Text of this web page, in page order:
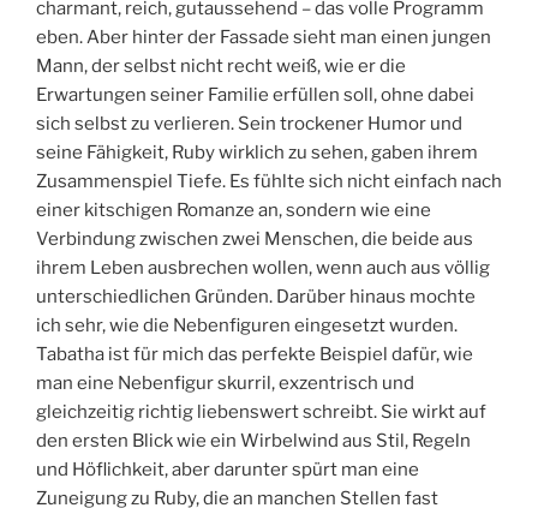
charmant, reich, gutaussehend – das volle Programm
eben. Aber hinter der Fassade sieht man einen jungen
Mann, der selbst nicht recht weiß, wie er die
Erwartungen seiner Familie erfüllen soll, ohne dabei
sich selbst zu verlieren. Sein trockener Humor und
seine Fähigkeit, Ruby wirklich zu sehen, gaben ihrem
Zusammenspiel Tiefe. Es fühlte sich nicht einfach nach
einer kitschigen Romanze an, sondern wie eine
Verbindung zwischen zwei Menschen, die beide aus
ihrem Leben ausbrechen wollen, wenn auch aus völlig
unterschiedlichen Gründen. Darüber hinaus mochte
ich sehr, wie die Nebenfiguren eingesetzt wurden.
Tabatha ist für mich das perfekte Beispiel dafür, wie
man eine Nebenfigur skurril, exzentrisch und
gleichzeitig richtig liebenswert schreibt. Sie wirkt auf
den ersten Blick wie ein Wirbelwind aus Stil, Regeln
und Höflichkeit, aber darunter spürt man eine
Zuneigung zu Ruby, die an manchen Stellen fast